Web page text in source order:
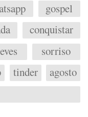
gospel
conquistar
sorriso
tinder
agosto